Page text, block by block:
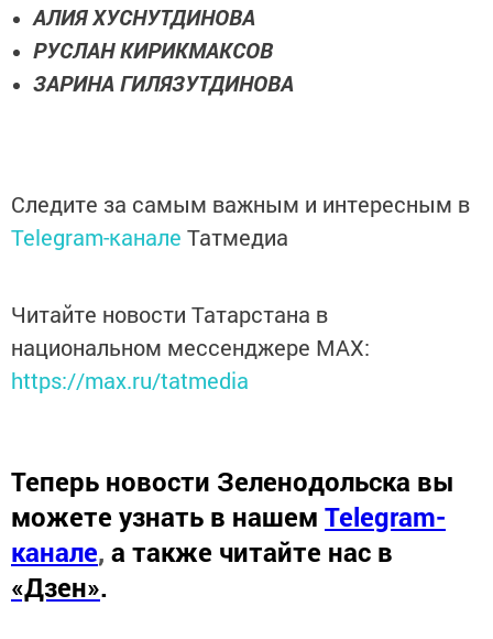
АЛИЯ ХУСНУТДИНОВА
РУСЛАН КИРИКМАКСОВ
ЗАРИНА ГИЛЯЗУТДИНОВА
Следите за самым важным и интересным в
Telegram-канале Татмедиа
Читайте новости Татарстана в
национальном мессенджере MАХ:
https://max.ru/tatmedia
Теперь новости Зеленодольска вы
можете узнать в нашем Telegram-
канале, а также читайте нас в
«Дзен».